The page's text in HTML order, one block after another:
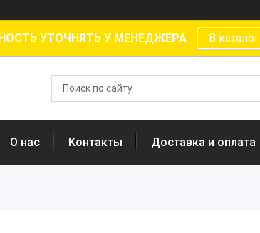
УТОЧНЯТЬ У МЕНЕДЖЕРА В каталог
О нас Контакты Доставка и оплата